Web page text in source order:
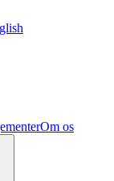
Om os